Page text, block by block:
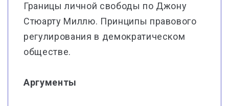
Границы личной свободы по Джону
Стюарту Миллю. Принципы правового
регулирования в демократическом
обществе.
Аргументы